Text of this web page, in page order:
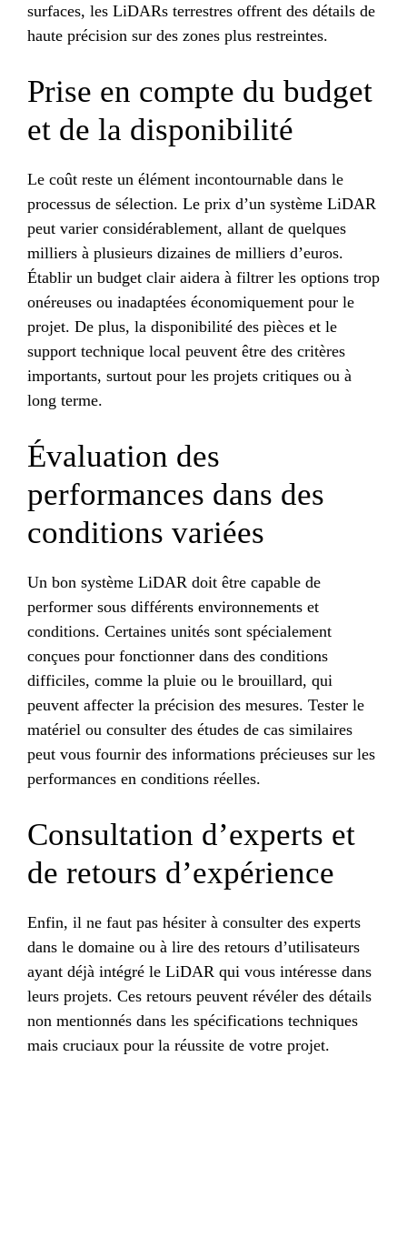
surfaces, les LiDARs terrestres offrent des détails de
haute précision sur des zones plus restreintes.
Prise en compte du budget
et de la disponibilité
Le coût reste un élément incontournable dans le
processus de sélection. Le prix d’un système LiDAR
peut varier considérablement, allant de quelques
milliers à plusieurs dizaines de milliers d’euros.
Établir un budget clair aidera à filtrer les options trop
onéreuses ou inadaptées économiquement pour le
projet. De plus, la disponibilité des pièces et le
support technique local peuvent être des critères
importants, surtout pour les projets critiques ou à
long terme.
Évaluation des
performances dans des
conditions variées
Un bon système LiDAR doit être capable de
performer sous différents environnements et
conditions. Certaines unités sont spécialement
conçues pour fonctionner dans des conditions
difficiles, comme la pluie ou le brouillard, qui
peuvent affecter la précision des mesures. Tester le
matériel ou consulter des études de cas similaires
peut vous fournir des informations précieuses sur les
performances en conditions réelles.
Consultation d’experts et
de retours d’expérience
Enfin, il ne faut pas hésiter à consulter des experts
dans le domaine ou à lire des retours d’utilisateurs
ayant déjà intégré le LiDAR qui vous intéresse dans
leurs projets. Ces retours peuvent révéler des détails
non mentionnés dans les spécifications techniques
mais cruciaux pour la réussite de votre projet.